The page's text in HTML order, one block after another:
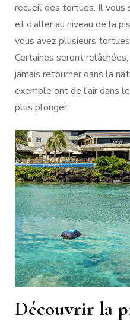
recueil des tortues. Il vous
et d’aller au niveau de la
vous avez plusieurs
Certaines seront
jamais retourner dans la
exemple ont de l’air dans
plus plonger.
Découvrir la